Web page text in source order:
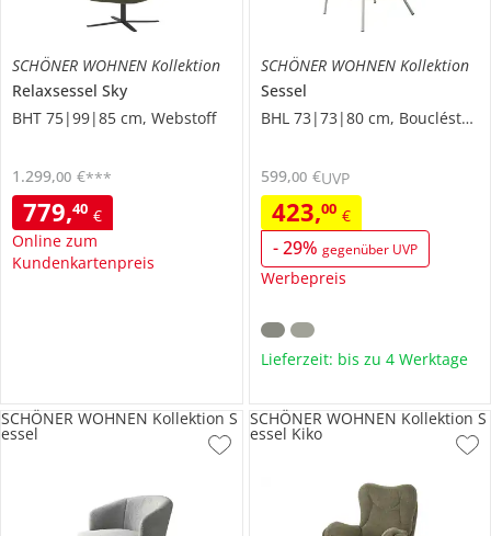
SCHÖNER WOHNEN Kollektion
Relaxsessel Sky
BHT 75|99|85 cm, Webstoff
779,40 €
Online zum
Kundenkartenpreis
1.299,00 €***
SCHÖNER WOHNEN Kollektion
Sessel
BHL 73|73|80 cm, Boucléstoff
423,00 €
-29% gegenüber UVP
Werbepreis
599,00 €UVP
Lieferzeit: bis zu 4 Werktage
SCHÖNER WOHNEN Kollektion S
essel
SCHÖNER WOHNEN Kollektion S
essel Kiko